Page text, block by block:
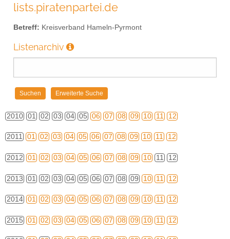
lists.piratenpartei.de
Betreff: Kreisverband Hameln-Pyrmont
Listenarchiv
2010 01 02 03 04 05 06 07 08 09 10 11 12
2011 01 02 03 04 05 06 07 08 09 10 11 12
2012 01 02 03 04 05 06 07 08 09 10 11 12
2013 01 02 03 04 05 06 07 08 09 10 11 12
2014 01 02 03 04 05 06 07 08 09 10 11 12
2015 01 02 03 04 05 06 07 08 09 10 11 12